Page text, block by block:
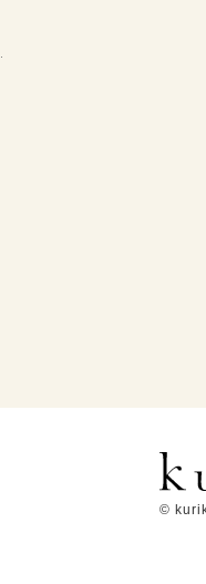
©